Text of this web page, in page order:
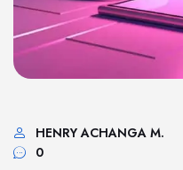
HENRY ACHANGA M.
0